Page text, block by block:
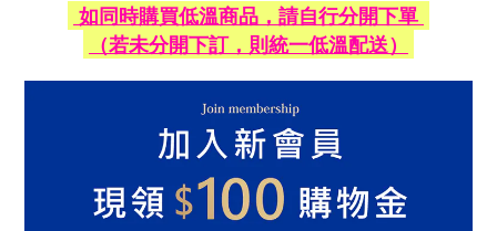
如同時購買低溫商品，請自行分開下單
（若未分開下訂，則統一低溫配送）